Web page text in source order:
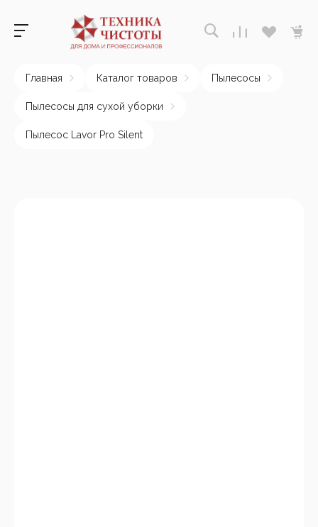
Главная Каталог товаров Пылесосы
Пылесосы для сухой уборки
Пылесос Lavor Pro Silent